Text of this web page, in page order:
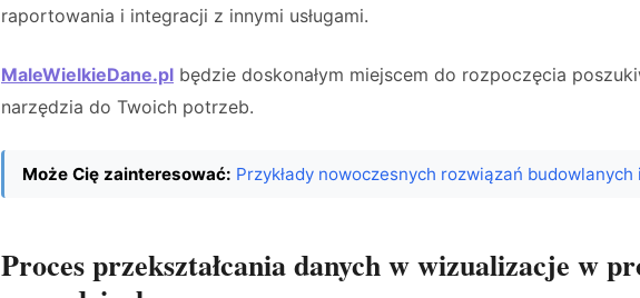
raportowania i integracji z innymi usługami.
MaleWielkieDane.pl będzie doskonałym miejscem do rozpoczęcia
narzędzia do Twoich potrzeb.
Może Cię zainteresować: Przykłady nowoczesnych rozwiązań
Proces przekształcania danych w wizualizacje w